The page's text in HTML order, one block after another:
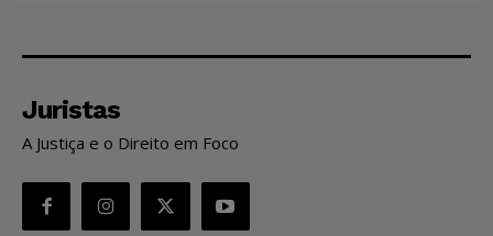
Juristas
A Justiça e o Direito em Foco